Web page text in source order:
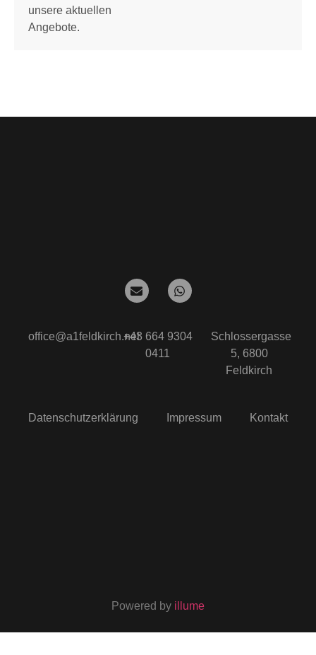
unsere aktuellen
Angebote.
office@a1feldkirch.net+43 664 9304
0411
Schlossergasse
5, 6800
Feldkirch
Datenschutzerklärung Impressum Kontakt
Powered by illume